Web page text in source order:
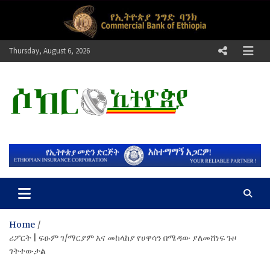
Thursday, August 6, 2026
ሶከር ኢትዮጵያ
Home
ሪፖርት | ፍፁም ገ/ማርያም እና መከላከያ የሀዋሳን በሜዳው ያለመሸነፍ ጉዞ
ገትተውታል